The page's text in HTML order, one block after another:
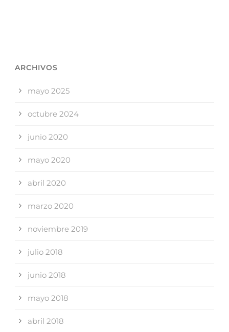
ARCHIVOS
mayo 2025
octubre 2024
junio 2020
mayo 2020
abril 2020
marzo 2020
noviembre 2019
julio 2018
junio 2018
mayo 2018
abril 2018